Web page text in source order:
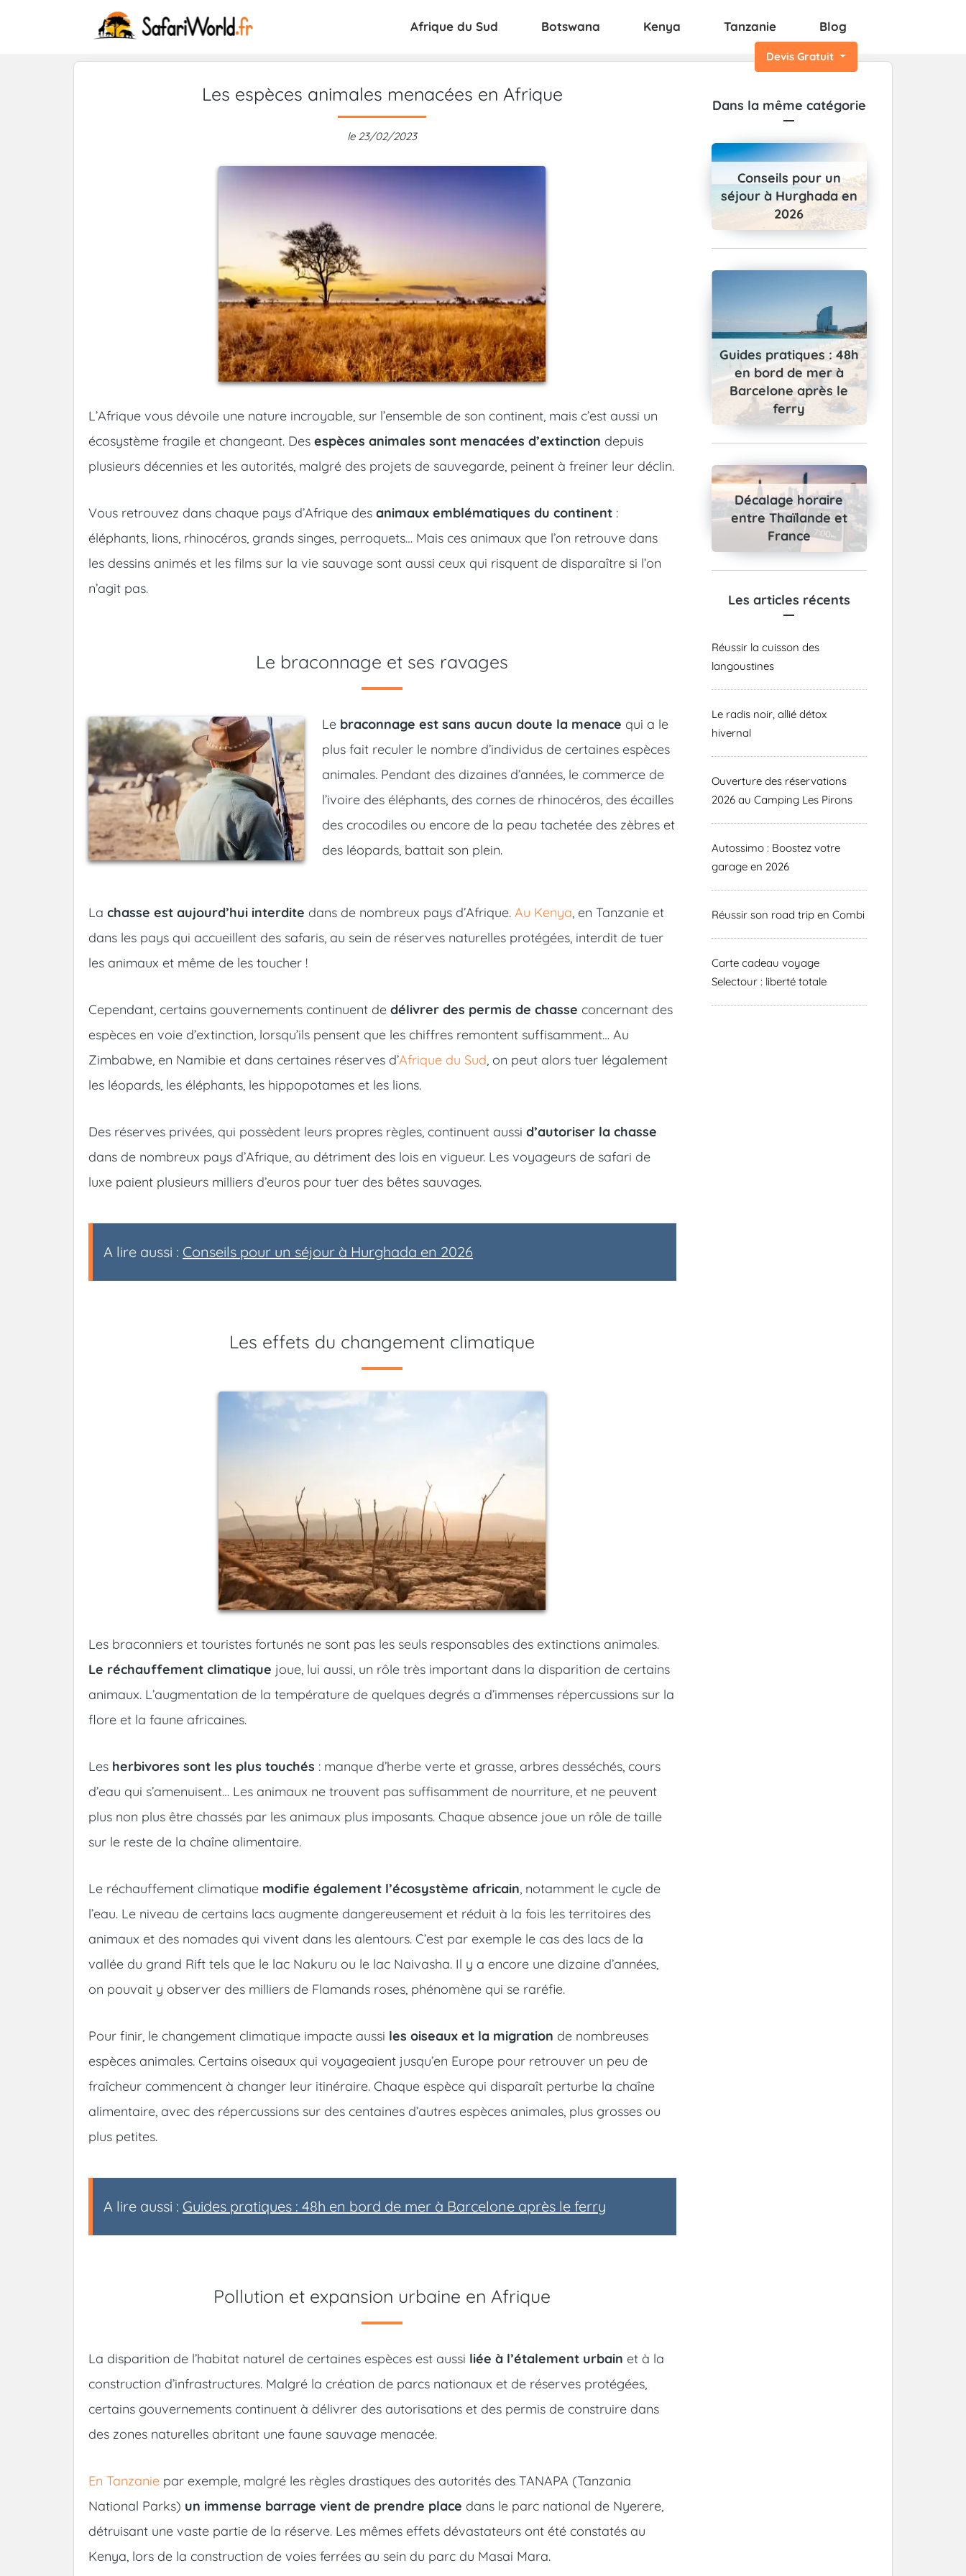
Afrique du Sud Botswana Kenya Tanzanie Blog
Devis Gratuit
Les espèces animales menacées en Afrique
le 23/02/2023
L’Afrique vous dévoile une nature incroyable, sur l’ensemble de son continent, mais c’est aussi un
écosystème fragile et changeant. Des espèces animales sont menacées d’extinction depuis
plusieurs décennies et les autorités, malgré des projets de sauvegarde, peinent à freiner leur déclin.
Vous retrouvez dans chaque pays d’Afrique des animaux emblématiques du continent :
éléphants, lions, rhinocéros, grands singes, perroquets… Mais ces animaux que l’on retrouve dans
les dessins animés et les films sur la vie sauvage sont aussi ceux qui risquent de disparaître si l’on
n’agit pas.
Le braconnage et ses ravages
Le braconnage est sans aucun doute la menace qui a le
plus fait reculer le nombre d’individus de certaines espèces
animales. Pendant des dizaines d’années, le commerce de
l’ivoire des éléphants, des cornes de rhinocéros, des écailles
des crocodiles ou encore de la peau tachetée des zèbres et
des léopards, battait son plein.
La chasse est aujourd’hui interdite dans de nombreux pays d’Afrique. Au Kenya, en Tanzanie et
dans les pays qui accueillent des safaris, au sein de réserves naturelles protégées, interdit de tuer
les animaux et même de les toucher !
Cependant, certains gouvernements continuent de délivrer des permis de chasse concernant des
espèces en voie d’extinction, lorsqu’ils pensent que les chiffres remontent suffisamment… Au
Zimbabwe, en Namibie et dans certaines réserves d’Afrique du Sud, on peut alors tuer légalement
les léopards, les éléphants, les hippopotames et les lions.
Des réserves privées, qui possèdent leurs propres règles, continuent aussi d’autoriser la chasse
dans de nombreux pays d’Afrique, au détriment des lois en vigueur. Les voyageurs de safari de
luxe paient plusieurs milliers d’euros pour tuer des bêtes sauvages.
A lire aussi : Conseils pour un séjour à Hurghada en 2026
Les effets du changement climatique
Les braconniers et touristes fortunés ne sont pas les seuls responsables des extinctions animales.
Le réchauffement climatique joue, lui aussi, un rôle très important dans la disparition de certains
animaux. L’augmentation de la température de quelques degrés a d’immenses répercussions sur la
flore et la faune africaines.
Les herbivores sont les plus touchés : manque d’herbe verte et grasse, arbres desséchés, cours
d’eau qui s’amenuisent… Les animaux ne trouvent pas suffisamment de nourriture, et ne peuvent
plus non plus être chassés par les animaux plus imposants. Chaque absence joue un rôle de taille
sur le reste de la chaîne alimentaire.
Le réchauffement climatique modifie également l’écosystème africain, notamment le cycle de
l’eau. Le niveau de certains lacs augmente dangereusement et réduit à la fois les territoires des
animaux et des nomades qui vivent dans les alentours. C’est par exemple le cas des lacs de la
vallée du grand Rift tels que le lac Nakuru ou le lac Naivasha. Il y a encore une dizaine d’années,
on pouvait y observer des milliers de Flamands roses, phénomène qui se raréfie.
Pour finir, le changement climatique impacte aussi les oiseaux et la migration de nombreuses
espèces animales. Certains oiseaux qui voyageaient jusqu’en Europe pour retrouver un peu de
fraîcheur commencent à changer leur itinéraire. Chaque espèce qui disparaît perturbe la chaîne
alimentaire, avec des répercussions sur des centaines d’autres espèces animales, plus grosses ou
plus petites.
A lire aussi : Guides pratiques : 48h en bord de mer à Barcelone après le ferry
Pollution et expansion urbaine en Afrique
La disparition de l’habitat naturel de certaines espèces est aussi liée à l’étalement urbain et à la
construction d’infrastructures. Malgré la création de parcs nationaux et de réserves protégées,
certains gouvernements continuent à délivrer des autorisations et des permis de construire dans
des zones naturelles abritant une faune sauvage menacée.
En Tanzanie par exemple, malgré les règles drastiques des autorités des TANAPA (Tanzania
National Parks) un immense barrage vient de prendre place dans le parc national de Nyerere,
détruisant une vaste partie de la réserve. Les mêmes effets dévastateurs ont été constatés au
Kenya, lors de la construction de voies ferrées au sein du parc du Masai Mara.
Dans la même catégorie
Conseils pour un
séjour à Hurghada en
2026
Guides pratiques : 48h
en bord de mer à
Barcelone après le
ferry
Décalage horaire
entre Thaïlande et
France
Les articles récents
Réussir la cuisson des
langoustines
Le radis noir, allié détox
hivernal
Ouverture des réservations
2026 au Camping Les Pirons
Autossimo : Boostez votre
garage en 2026
Réussir son road trip en Combi
Carte cadeau voyage
Selectour : liberté totale